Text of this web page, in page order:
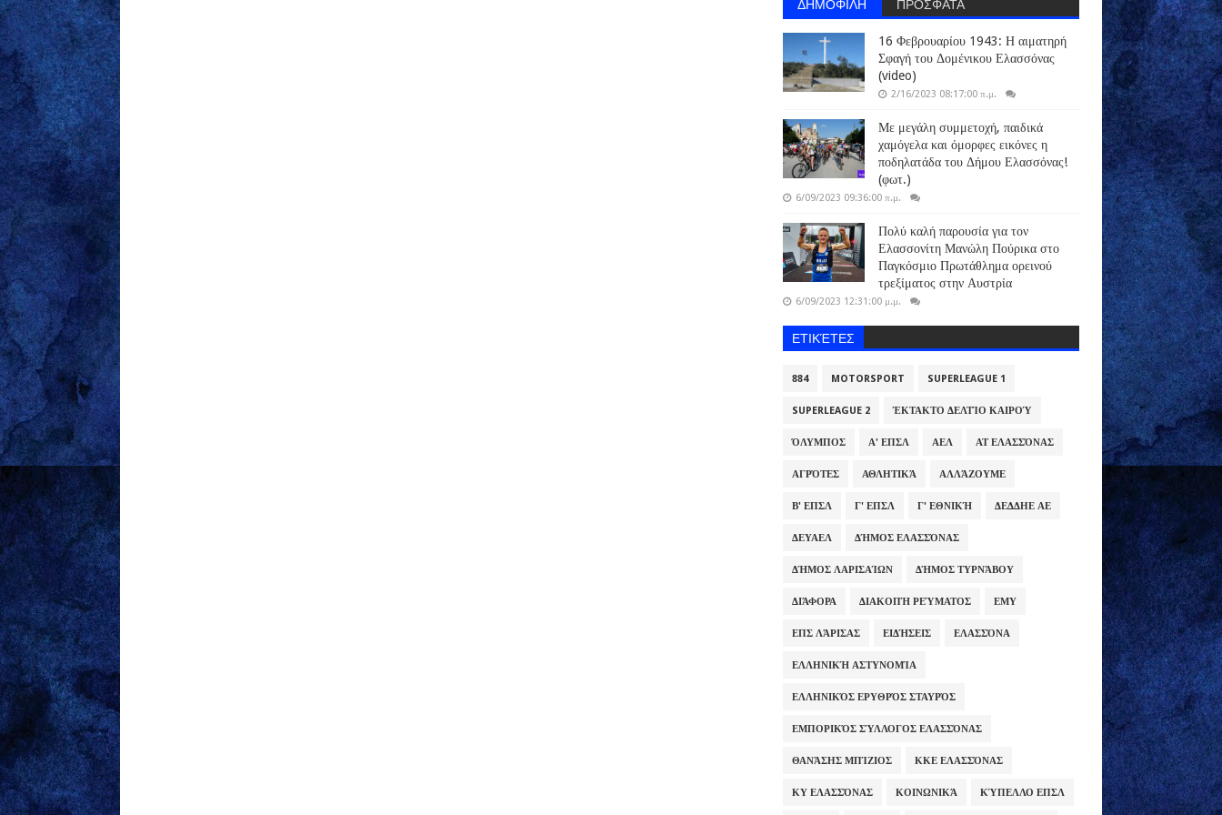
16 Φεβρουαρίου 1943: Η αιματηρή
Σφαγή του Δομένικου Ελασσόνας
(video)
2/16/2023 08:17:00 π.μ.
Με μεγάλη συμμετοχή, παιδικά
χαμόγελα και όμορφες εικόνες η
ποδηλατάδα του Δήμου Ελασσόνας!
(φωτ.)
6/09/2023 09:36:00 π.μ.
Πολύ καλή παρουσία για τον
Ελασσονίτη Μανώλη Πούρικα στο
Παγκόσμιο Πρωτάθλημα ορεινού
τρεξίματος στην Αυστρία
6/09/2023 12:31:00 μ.μ.
ΕΤΙΚΈΤΕΣ
884 MOTORSPORT SUPERLEAGUE 1
SUPERLEAGUE 2 ΈΚΤΑΚΤΟ ΔΕΛΤΊΟ ΚΑΙΡΟΎ
ΌΛΥΜΠΟΣ Α' ΕΠΣΛ ΑΕΛ ΑΤ ΕΛΑΣΣΌΝΑΣ
ΑΓΡΌΤΕΣ ΑΘΛΗΤΙΚΆ ΑΛΛΆΖΟΥΜΕ
Β' ΕΠΣΛ Γ' ΕΠΣΛ Γ' ΕΘΝΙΚΉ ΔΕΔΔΗΕ ΑΕ
ΔΕΥΑΕΛ ΔΉΜΟΣ ΕΛΑΣΣΌΝΑΣ
ΔΉΜΟΣ ΛΑΡΙΣΑΊΩΝ ΔΉΜΟΣ ΤΥΡΝΆΒΟΥ
ΔΙΆΦΟΡΑ ΔΙΑΚΟΠΉ ΡΕΎΜΑΤΟΣ ΕΜΥ
ΕΠΣ ΛΆΡΙΣΑΣ ΕΙΔΉΣΕΙΣ ΕΛΑΣΣΌΝΑ
ΕΛΛΗΝΙΚΉ ΑΣΤΥΝΟΜΊΑ
ΕΛΛΗΝΙΚΌΣ ΕΡΥΘΡΌΣ ΣΤΑΥΡΌΣ
ΕΜΠΟΡΙΚΌΣ ΣΎΛΛΟΓΟΣ ΕΛΑΣΣΌΝΑΣ
ΘΑΝΆΣΗΣ ΜΠΊΖΙΟΣ ΚΚΕ ΕΛΑΣΣΌΝΑΣ
ΚΥ ΕΛΑΣΣΌΝΑΣ ΚΟΙΝΩΝΙΚΆ ΚΎΠΕΛΛΟ ΕΠΣΛ